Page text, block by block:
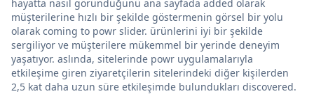
hayatta nasıl göründüğünü ana sayfada added olarak
müşterilerine hızlı bir şekilde göstermenin görsel bir yolu
olarak coming to powr slider. ürünlerini iyi bir şekilde
sergiliyor ve müşterilere mükemmel bir yerinde deneyim
yaşatıyor. aslında, sitelerinde powr uygulamalarıyla
etkileşime giren ziyaretçilerin sitelerindeki diğer kişilerden
2,5 kat daha uzun süre etkileşimde bulundukları discovered.